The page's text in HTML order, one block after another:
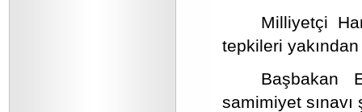
Milliyetçi
tepkileri
Başbakan
samimiyet sınavı